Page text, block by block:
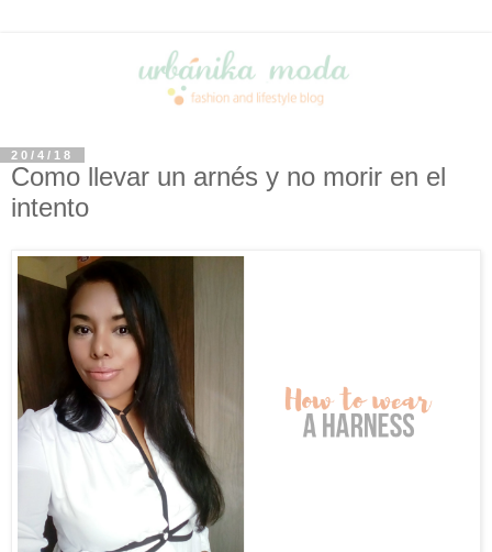
20/4/18
Como llevar un arnés y no morir en el
intento